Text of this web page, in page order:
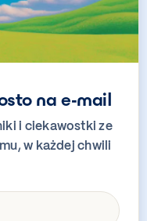
na e-mail
i ciekawostki ze
w każdej chwili